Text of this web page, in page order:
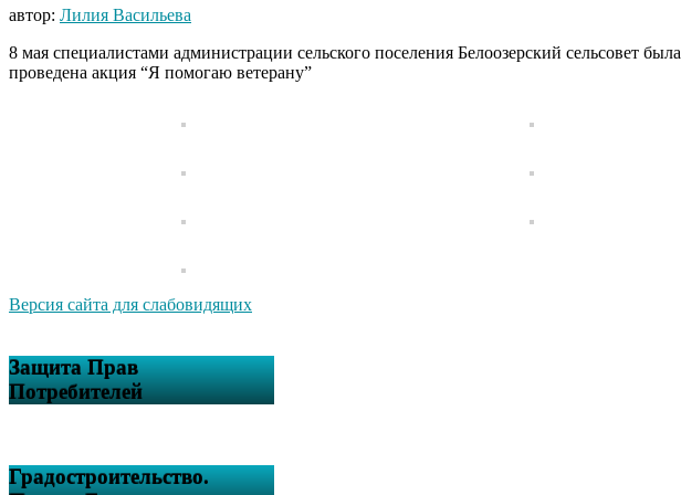
автор: Лилия Васильева
8 мая специалистами администрации сельского поселения Белоозерский сельсовет была
проведена акция “Я помогаю ветерану”
Версия сайта для слабовидящих
Защита Прав
Потребителей
Градостроительство.